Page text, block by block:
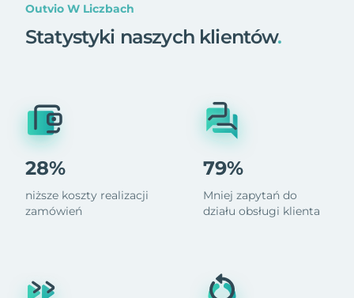
Outvio W Liczbach
Statystyki naszych klientów.
28%
niższe koszty realizacji
zamówień
79%
Mniej zapytań do
działu obsługi klienta